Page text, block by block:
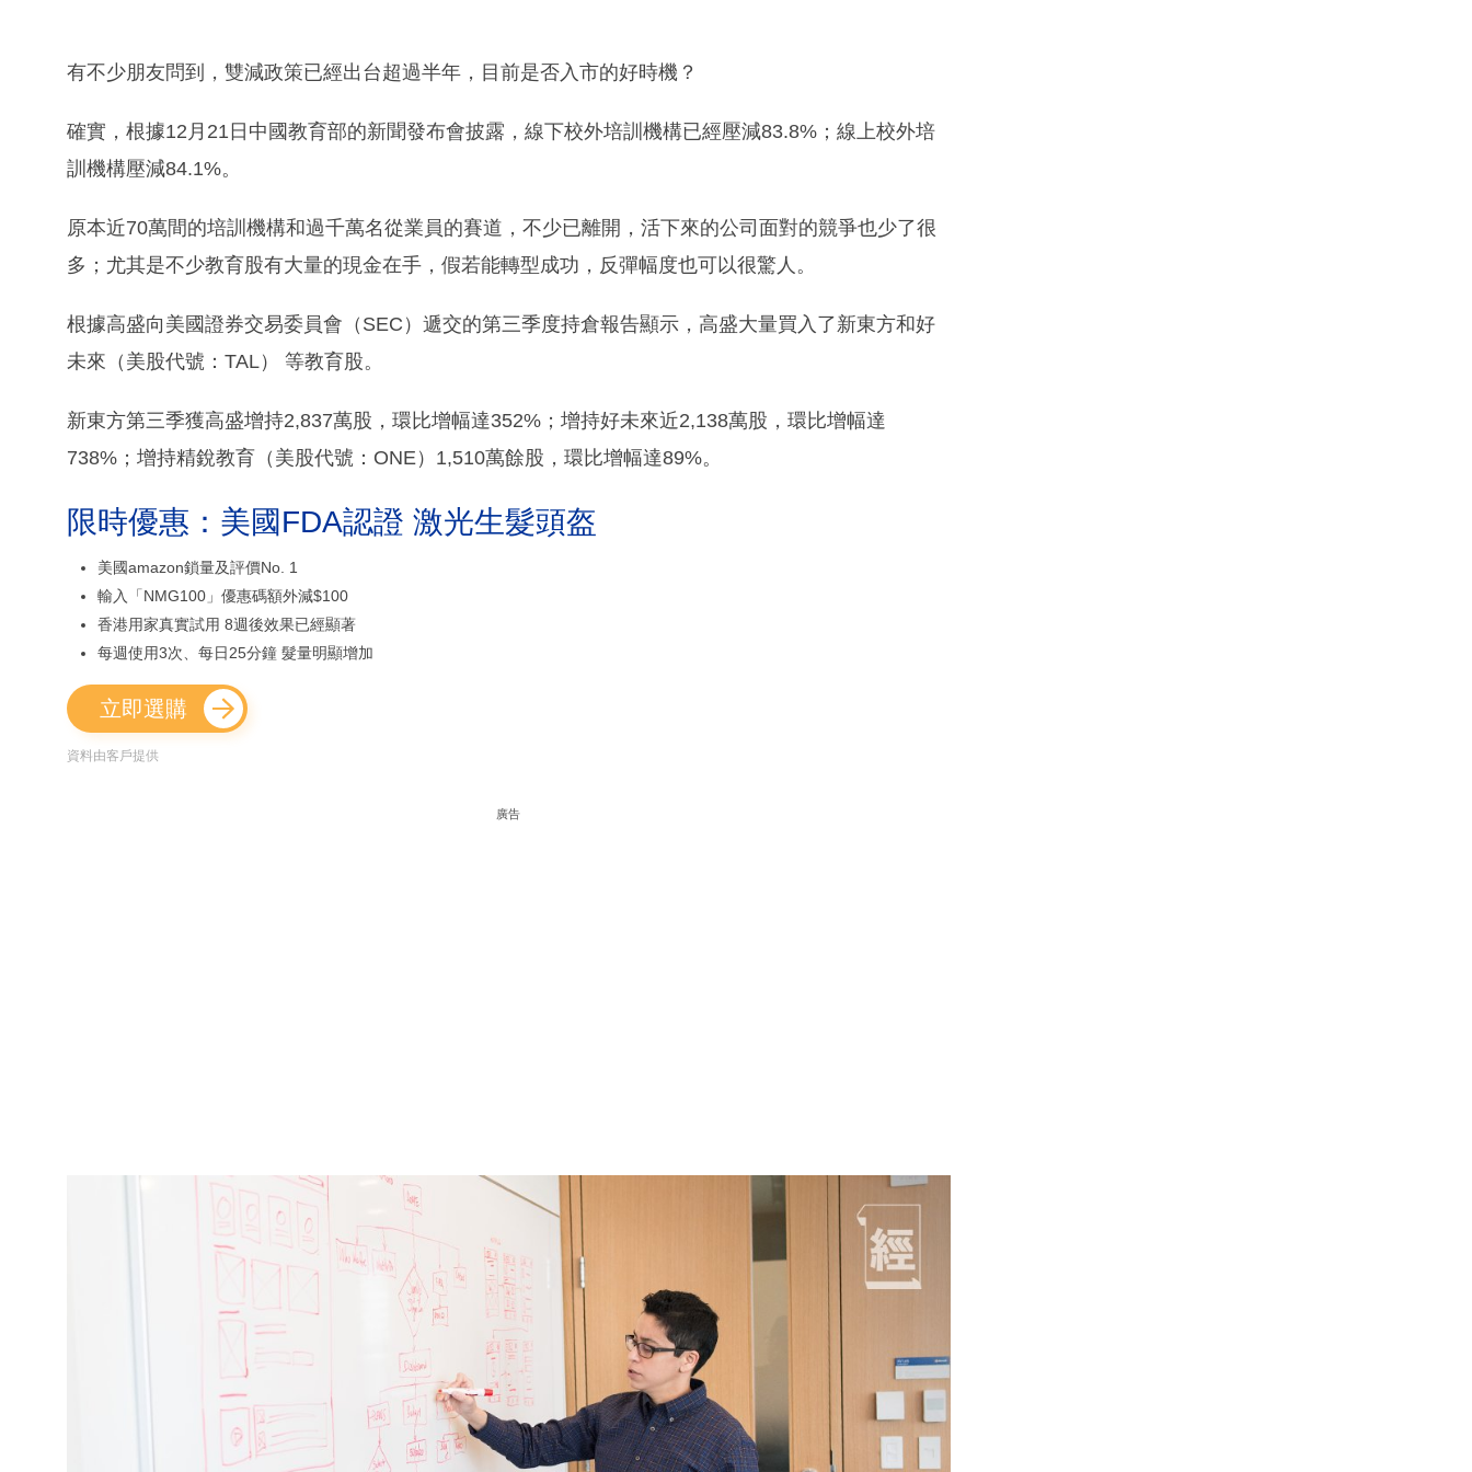
有不少朋友問到，雙減政策已經出台超過半年，目前是否入市的好時機？
確實，根據12月21日中國教育部的新聞發布會披露，線下校外培訓機構已經壓減83.8%；線上校外培
訓機構壓減84.1%。
原本近70萬間的培訓機構和過千萬名從業員的賽道，不少已離開，活下來的公司面對的競爭也少了很
多；尤其是不少教育股有大量的現金在手，假若能轉型成功，反彈幅度也可以很驚人。
根據高盛向美國證券交易委員會（SEC）遞交的第三季度持倉報告顯示，高盛大量買入了新東方和好
未來（美股代號：TAL） 等教育股。
新東方第三季獲高盛增持2,837萬股，環比增幅達352%；增持好未來近2,138萬股，環比增幅達
738%；增持精銳教育（美股代號：ONE）1,510萬餘股，環比增幅達89%。
限時優惠：美國FDA認證 激光生髮頭盔
美國amazon鎖量及評價No. 1
輸入「NMG100」優惠碼額外減$100
香港用家真實試用 8週後效果已經顯著
每週使用3次、每日25分鐘 髮量明顯增加
立即選購
資料由客戶提供
廣告